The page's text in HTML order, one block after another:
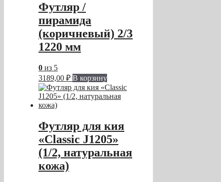
Футляр /
пирамида
(коричневый) 2/3
1220 мм
0 из 5
3189,00 ₽ В корзину
Футляр для кия
«Classic J1205»
(1/2, натуральная
кожа)